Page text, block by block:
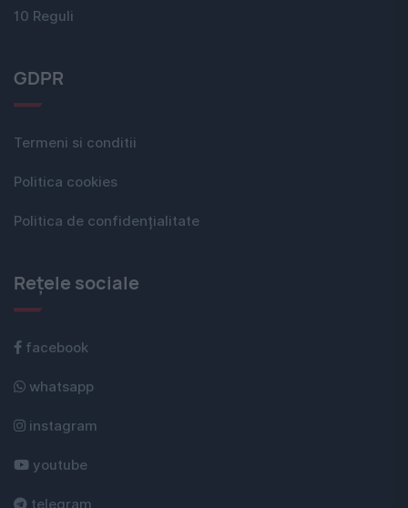
10 Reguli
GDPR
Termeni si conditii
Politica cookies
Politica de confidențialitate
Rețele sociale
facebook
whatsapp
instagram
youtube
telegram